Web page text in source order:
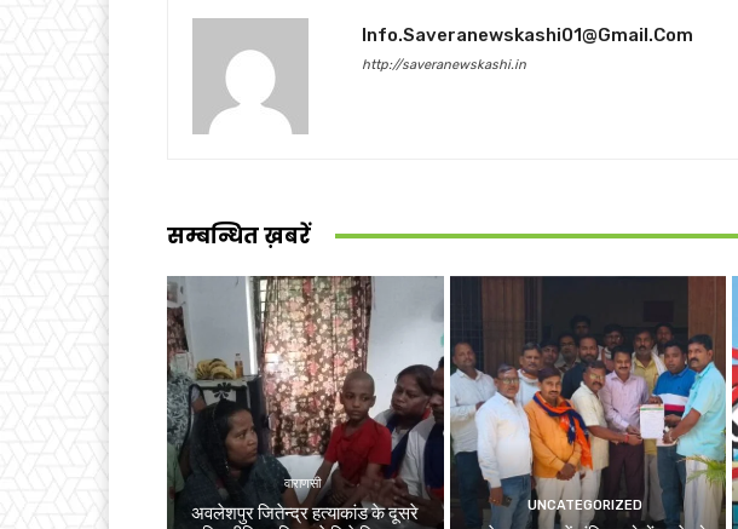
Info.saveranewskashi01@gmail.com
http://saveranewskashi.in
सम्बन्धित ख़बरें
वाराणसी
अवलेशपुर जितेन्द्र हत्याकांड के दूसरे
UNCATEGORIZED